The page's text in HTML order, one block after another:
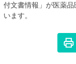
付文書情報」が医薬
います。